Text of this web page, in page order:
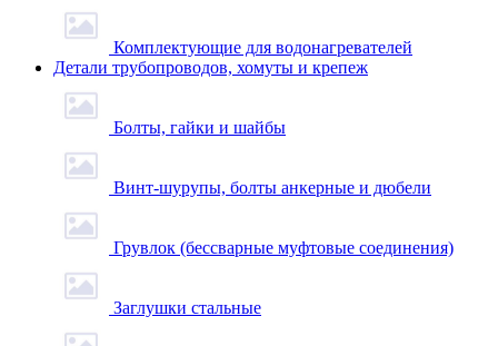
Комплектующие для водонагревателей
Детали трубопроводов, хомуты и крепеж
Болты, гайки и шайбы
Винт-шурупы, болты анкерные и дюбели
Грувлок (бессварные муфтовые соединения)
Заглушки стальные